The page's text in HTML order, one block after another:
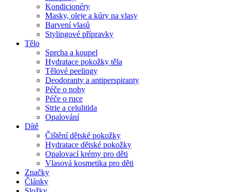
Kondicionéry
Masky, oleje a kúry na vlasy
Barvení vlasů
Stylingové přípravky
Tělo
Sprcha a koupel
Hydratace pokožky těla
Tělové peelingy
Deodoranty a antiperspiranty
Péče o nohy
Péče o ruce
Strie a celulitida
Opalování
Dítě
Čištění dětské pokožky
Hydratace dětské pokožky
Opalovací krémy pro děti
Vlasová kosmetika pro děti
Značky
Články